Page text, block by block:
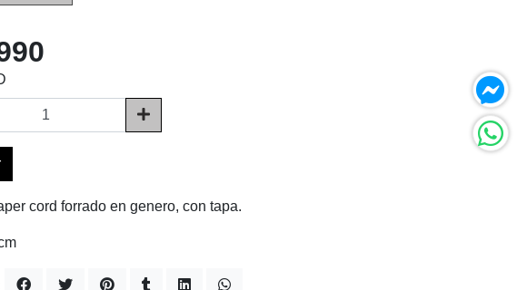
cord forrado en genero, con tapa.